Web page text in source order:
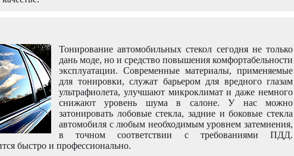
Тонирование автомобильных стекол сегодня не только
дань моде, но и средство повышения комфортабельности
эксплуатации. Современные материалы, применяемые
для тонировки, служат барьером для вредного глазам
ультрафиолета, улучшают микроклимат и даже немного
снижают уровень шума в салоне. У нас можно
затонировать лобовые стекла, задние и боковые стекла
автомобиля с любым необходимым уровнем затемнения,
в точном соответствии с требованиями ПДД.
быстро и профессионально.